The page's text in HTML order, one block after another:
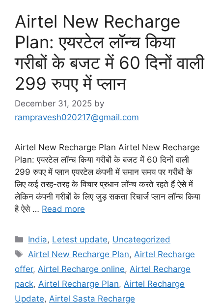
Airtel New Recharge
Plan: एयरटेल लॉन्च किया
गरीबों के बजट में 60 दिनों वाली
299 रुपए में प्लान
December 31, 2025 by
rampravesh020217@gmail.com
Airtel New Recharge Plan Airtel New Recharge
Plan: एयरटेल लॉन्च किया गरीबों के बजट में 60 दिनों वाली
299 रुपए में प्लान एयरटेल कंपनी में समान समय पर गरीबों के
लिए कई तरह-तरह के विचार प्रधान लॉन्च करते रहते हैं ऐसे में
लेकिन कंपनी गरीबों के लिए जुड़ सकता रिचार्ज प्लान लॉन्च किया
है ऐसे … Read more
Categories
India, Letest update, Uncategorized
Tags
Airtel New Recharge Plan,Airtel Recharge
offer, Airtel Recharge online, Airtel Recharge
pack, Airtel Recharge Plan, Airtel Recharge
Update, Airtel Sasta Recharge